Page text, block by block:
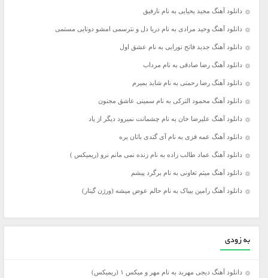
دانلود آهنگ مجید یحیایی به نام نارفیق
دانلود آهنگ وحید مرادی به نام دریا دل و نترسمی امشو دوتایی مستمی
دانلود آهنگ جدید فاتح نورایی به نام عشق اول
دانلود آهنگ رضا صادقی به نام مرداب
دانلود آهنگ رضا رحمتی به نام شاید بمیرم
دانلود آهنگ محمود الترکی به نام سمینی عاشق مجنون
دانلود آهنگ علیرضا خان به نام چشمانت نمیرود دیگر از یاد
دانلود آهنگ عمه قزی به نام آی گتدی باتان یره
دانلود آهنگ عماد طالب زاده به نام زنده نمی مانم نرو (ریمیکس )
دانلود آهنگ میثم تعاونی به نام برگرد پیشم
دانلود آهنگ رامین بیباک به نام حالم عوض میشه (ورژن گیتار)
به زودی
دانلود آهنگ دیجی مهربد به نام مهر و میکس ۱ (ریمیکس)